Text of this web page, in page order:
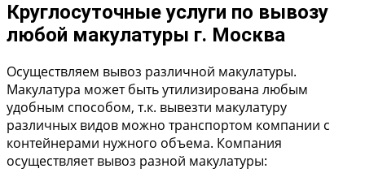
Круглосуточные услуги по вывозу
любой макулатуры г. Москва
Осуществляем вывоз различной макулатуры.
Макулатура может быть утилизирована любым
удобным способом, т.к. вывезти макулатуру
различных видов можно транспортом компании с
контейнерами нужного объема. Компания
осуществляет вывоз разной макулатуры: